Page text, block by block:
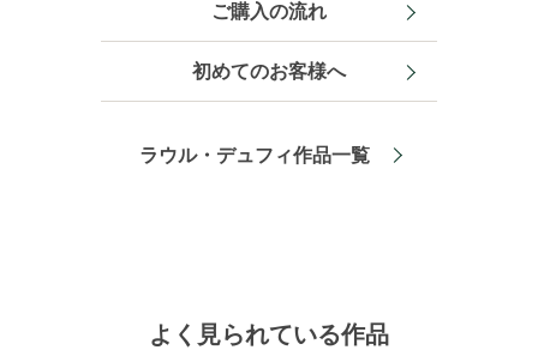
ご購入の流れ
初めてのお客様へ
ラウル・デュフィ作品一覧
よく見られている作品